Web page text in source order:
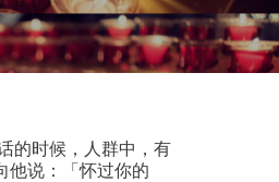
的时候，人群中，有
他说：「怀过你的